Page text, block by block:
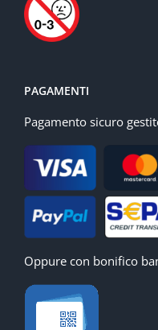
PAGAMENTI
Pagamento sicuro
Oppure con bonifico